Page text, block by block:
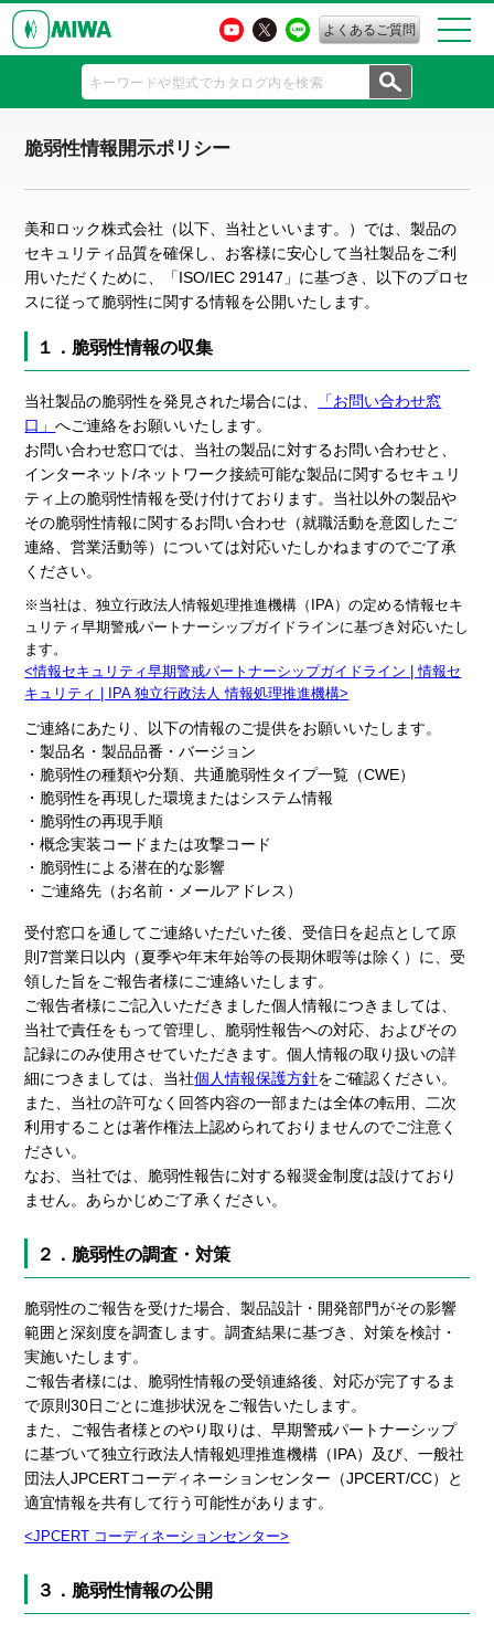
よくあるご質問
脆弱性情報開示ポリシー
美和ロック株式会社（以下、当社といいます。）では、製品の
セキュリティ品質を確保し、お客様に安心して当社製品をご利
用いただくために、「ISO/IEC 29147」に基づき、以下のプロセ
スに従って脆弱性に関する情報を公開いたします。
１．脆弱性情報の収集
当社製品の脆弱性を発見された場合には、
「お問い合わせ窓
口」へご連絡をお願いいたします。
お問い合わせ窓口では、当社の製品に対するお問い合わせと、
インターネット/ネットワーク接続可能な製品に関するセキュリ
ティ上の脆弱性情報を受け付けております。当社以外の製品や
その脆弱性情報に関するお問い合わせ（就職活動を意図したご
連絡、営業活動等）については対応いたしかねますのでご了承
ください。
※当社は、独立行政法人情報処理推進機構（IPA）の定める情報セキ
ュリティ早期警戒パートナーシップガイドラインに基づき対応いたし
ます。
<情報セキュリティ早期警戒パートナーシップガイドライン | 情報セ
キュリティ | IPA 独立行政法人 情報処理推進機構>
ご連絡にあたり、以下の情報のご提供をお願いいたします。
・製品名・製品品番・バージョン
・脆弱性の種類や分類、共通脆弱性タイプ一覧（CWE）
・脆弱性を再現した環境またはシステム情報
・脆弱性の再現手順
・概念実装コードまたは攻撃コード
・脆弱性による潜在的な影響
・ご連絡先（お名前・メールアドレス）
受付窓口を通してご連絡いただいた後、受信日を起点として原
則7営業日以内（夏季や年末年始等の長期休暇等は除く）に、受
領した旨をご報告者様にご連絡いたします。
ご報告者様にご記入いただきました個人情報につきましては、
当社で責任をもって管理し、脆弱性報告への対応、およびその
記録にのみ使用させていただきます。個人情報の取り扱いの詳
細につきましては、当社個人情報保護方針をご確認ください。
また、当社の許可なく回答内容の一部または全体の転用、二次
利用することは著作権法上認められておりませんのでご注意く
ださい。
なお、当社では、脆弱性報告に対する報奨金制度は設けており
ません。あらかじめご了承ください。
２．脆弱性の調査・対策
脆弱性のご報告を受けた場合、製品設計・開発部門がその影響
範囲と深刻度を調査します。調査結果に基づき、対策を検討・
実施いたします。
ご報告者様には、脆弱性情報の受領連絡後、対応が完了するま
で原則30日ごとに進捗状況をご報告いたします。
また、ご報告者様とのやり取りは、早期警戒パートナーシップ
に基づいて独立行政法人情報処理推進機構（IPA）及び、一般社
団法人JPCERTコーディネーションセンター（JPCERT/CC）と
適宜情報を共有して行う可能性があります。
<JPCERT コーディネーションセンター>
３．脆弱性情報の公開